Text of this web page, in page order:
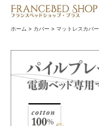
ホーム > カバー > マットレスカバー